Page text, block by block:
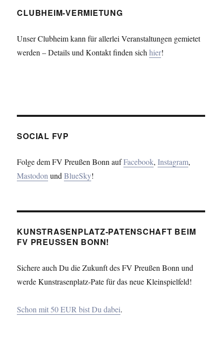
CLUBHEIM-VERMIETUNG
Unser Clubheim kann für allerlei Veranstaltungen gemietet
werden – Details und Kontakt finden sichhier!
SOCIAL FVP
Folge dem FV Preußen Bonn aufFacebook,Instagram,
MastodonundBlueSky!
KUNSTRASENPLATZ-PATENSCHAFT BEIM
FV PREUSSEN BONN!
Sichere auch Du die Zukunft des FV Preußen Bonn und
werde Kunstrasenplatz-Pate für das neue Kleinspielfeld!
Schon mit 50 EUR bist Du dabei.